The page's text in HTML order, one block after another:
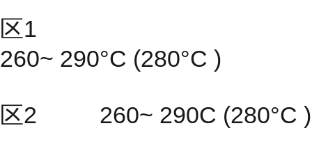
区1
260~ 290°C (280°C )
区2 260~ 290C (280°C )